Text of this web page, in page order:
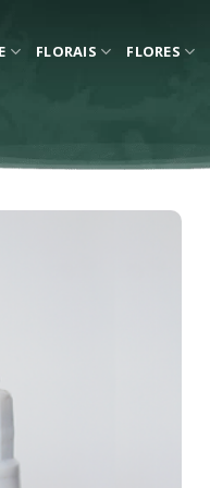
FLORAIS FLORES